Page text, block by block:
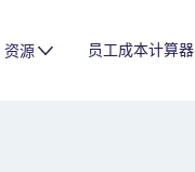
资源 员工成本计算器